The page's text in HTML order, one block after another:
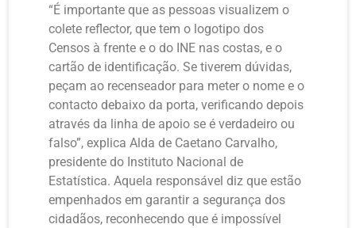
“É importante que as pessoas visualizem o
colete reflector, que tem o logotipo dos
Censos à frente e o do INE nas costas, e o
cartão de identificação. Se tiverem dúvidas,
peçam ao recenseador para meter o nome e o
contacto debaixo da porta, verificando depois
através da linha de apoio se é verdadeiro ou
falso”, explica Alda de Caetano Carvalho,
presidente do Instituto Nacional de
Estatística. Aquela responsável diz que estão
empenhados em garantir a segurança dos
cidadãos, reconhecendo que é impossível